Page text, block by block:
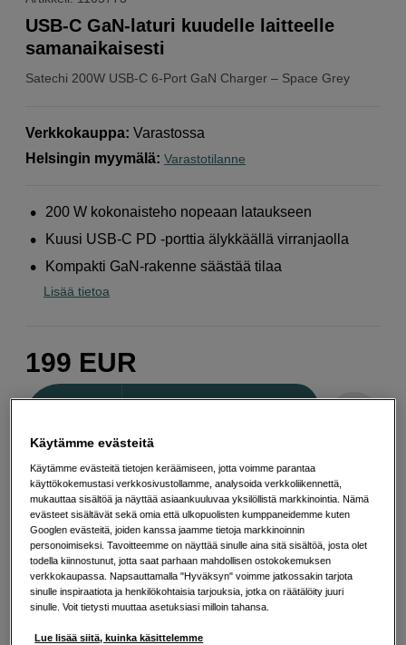
Satechi 200W USB-C 6-Port GaN Charger – Space Grey
USB-C GaN-laturi kuudelle laitteelle
samanaikaisesti
Verkkokauppa: Varastossa
Helsingin myymälä: Varastotilanne
200 W kokonaisteho nopeaan lataukseen
Kuusi USB-C PD -porttia älykkäällä virranjaolla
Kompakti GaN-rakenne säästää tilaa
Lisää tietoa
199 EUR
Määrä
Maksa Svea-erämaksulla
Esimerkki: 36 kk, 7 EUR/kk, yhteensä 257 EUR, todellinen vuosikorko
19,07 %
Avausmaksu 5 EUR, laskutusmaksu 0 EUR/kk lisäksi
Lainaaminen maksaa! Jos et pysty maksamaan velkaa ajoissa, saatat
saada maksuhäiriömerkinnän. Se voi vaikeuttaa asunnon vuokraamista,
liittymien tekemistä ja uusien lainojen saamista. Apua saat kuntasi talous- ja
velkaneuvonnasta. Yhteystiedot löydät sivulta kkv.fi (avautuu uuteen
Käytämme evästeitä
Käytämme evästeitä tietojen keräämiseen, jotta voimme parantaa
käyttökokemustasi verkkosivustollamme, analysoida verkkoliikennettä,
mukauttaa sisältöä ja näyttää asiaankuuluvaa yksilöllistä markkinointia. Nämä
evästeet sisältävät sekä omia että ulkopuolisten kumppaneidemme kuten
Googlen evästeitä, joiden kanssa jaamme tietoja markkinoinnin
personoimiseksi. Tavoitteemme on näyttää sinulle aina sitä sisältöä, josta olet
todella kiinnostunut, jotta saat parhaan mahdollisen ostokokemuksen
verkkokaupassa. Napsauttamalla "Hyväksyn" voimme jatkossakin tarjota
sinulle inspiraatiota ja henkilökohtaisia tarjouksia, jotka on räätälöity juuri
sinulle. Voit tietysti muuttaa asetuksiasi milloin tahansa.
Lue lisää siitä, kuinka käsittelemme